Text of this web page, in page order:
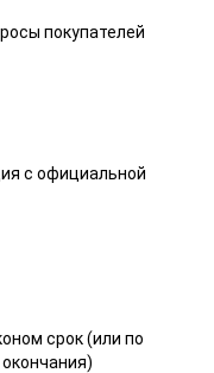
покупателей
с официальной
срок (или по